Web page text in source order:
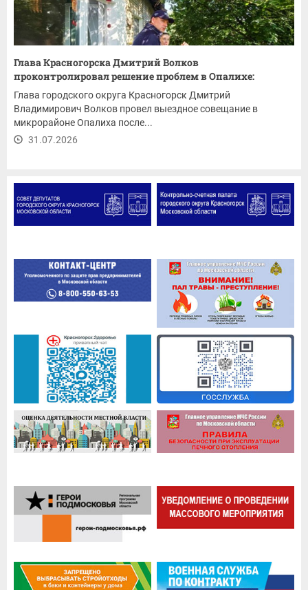
Глава Красногорска Дмитрий Волков
проконтролировал решение проблем в Опалихе:
ремонт...
Глава городского округа Красногорск Дмитрий
Владимирович Волков провел выездное совещание в
микрорайоне Опалиха после...
31.07.2026